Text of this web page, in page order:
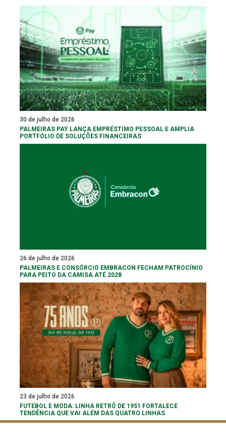
30 de julho de 2026
PALMEIRAS PAY LANÇA EMPRÉSTIMO PESSOAL E AMPLIA
PORTFÓLIO DE SOLUÇÕES FINANCEIRAS
26 de julho de 2026
PALMEIRAS E CONSÓRCIO EMBRACON FECHAM PATROCÍNIO
PARA PEITO DA CAMISA ATÉ 2028
23 de julho de 2026
FUTEBOL E MODA: LINHA RETRÔ DE 1951 FORTALECE
TENDÊNCIA QUE VAI ALÉM DAS QUATRO LINHAS